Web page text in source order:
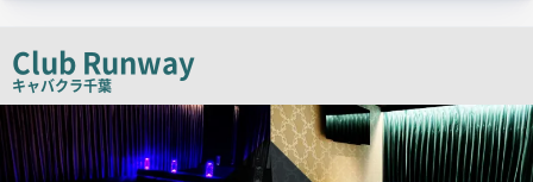
ピ
ー
Club Runway
キャバクラ千葉
店
舗
PR
画